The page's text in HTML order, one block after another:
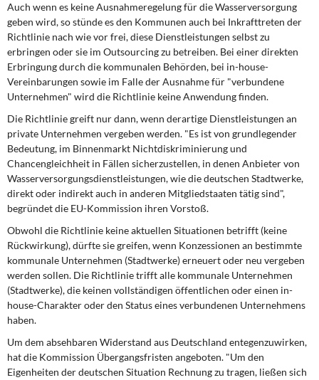
Auch wenn es keine Ausnahmeregelung für die Wasserversorgung
geben wird, so stünde es den Kommunen auch bei Inkrafttreten der
Richtlinie nach wie vor frei, diese Dienstleistungen selbst zu
erbringen oder sie im Outsourcing zu betreiben. Bei einer direkten
Erbringung durch die kommunalen Behörden, bei in-house-
Vereinbarungen sowie im Falle der Ausnahme für "verbundene
Unternehmen" wird die Richtlinie keine Anwendung finden.
Die Richtlinie greift nur dann, wenn derartige Dienstleistungen an
private Unternehmen vergeben werden. "Es ist von grundlegender
Bedeutung, im Binnenmarkt Nichtdiskriminierung und
Chancengleichheit in Fällen sicherzustellen, in denen Anbieter von
Wasserversorgungsdienstleistungen, wie die deutschen Stadtwerke,
direkt oder indirekt auch in anderen Mitgliedstaaten tätig sind",
begründet die EU-Kommission ihren Vorstoß.
Obwohl die Richtlinie keine aktuellen Situationen betrifft (keine
Rückwirkung), dürfte sie greifen, wenn Konzessionen an bestimmte
kommunale Unternehmen (Stadtwerke) erneuert oder neu vergeben
werden sollen. Die Richtlinie trifft alle kommunale Unternehmen
(Stadtwerke), die keinen vollständigen öffentlichen oder einen in-
house-Charakter oder den Status eines verbundenen Unternehmens
haben.
Um dem absehbaren Widerstand aus Deutschland entegenzuwirken,
hat die Kommission Übergangsfristen angeboten. "Um den
Eigenheiten der deutschen Situation Rechnung zu tragen, ließen sich